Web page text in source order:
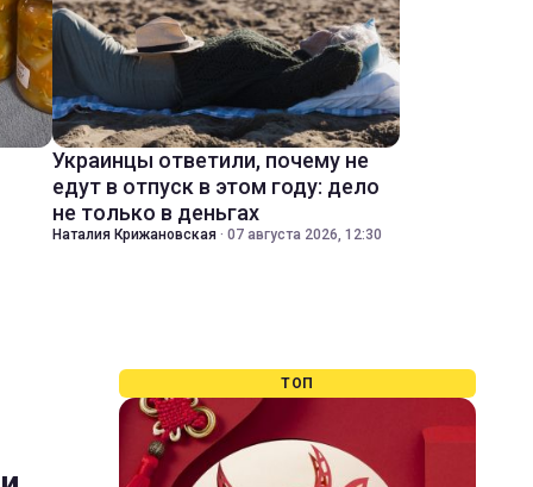
Украинцы ответили, почему не
едут в отпуск в этом году: дело
не только в деньгах
Наталия Крижановская · 07 августа 2026, 12:30
ТОП